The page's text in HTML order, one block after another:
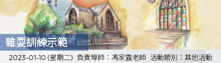
雜耍訓練示範
2023-01-10 (星期二) 負責導師：馮家露老師 活動類別：其他活動